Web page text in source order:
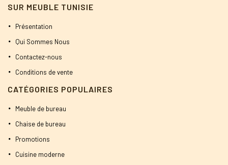
SUR MEUBLE TUNISIE
Présentation
Qui Sommes Nous
Contactez-nous
Conditions de vente
CATÉGORIES POPULAIRES
Meuble de bureau
Chaise de bureau
Promotions
Cuisine moderne